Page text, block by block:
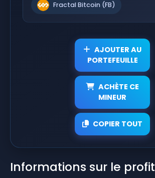
Fractal Bitcoin (FB)
AJOUTER AU
PORTEFEUILLE
ACHÈTE CE
MINEUR
COPIER TOUT
Informations sur le profit